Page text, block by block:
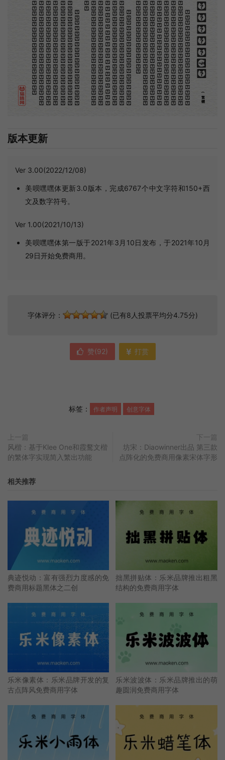
木刻創作法·序
地
不
問
東
西
，
凡
木
刻
的
圖
版
，
向
來
是
畫
管
畫，
刻
管
刻
，
印
管
印
的
。
中
國
用
得
最
早
，
而
照
例也
久
經
衰
退
；
清
光
緒
中
，
英
人
傅
蘭
雅
氏
編
印
《格
致
彙
編
》
，
插
圖
就
已
非
中
國
刻
工
所
能
刻
，
精細
的
必
需
由
英
國
運
了
圖
版
來
。
那
就
是
所
謂
「木
口
木
刻
」
，
也
即
「
複
製
木
刻
」
，
和
用
在
編
給印
度
人
讀
的
英
文
書
，
後
來
也
就
移
給
中
國
人
讀
的英
文
書
上
的
插
畫
，
是
同
類
的
。
那
時
我
還
是
一
個
兒
童
，
見
了
這
些
圖
，
便
震
驚於
它
的
精
工
活
潑
，
當
作
寶
貝
看
。
到
近
幾
年
，
才知
道
西
洋
還
有
一
種
由
畫
家
一
手
造
成
的
版
畫
，
也就
是
原
畫
，
倘
用
木
版
，
便
叫
作
「
創
作
木
刻」
，
是
藝
術
家
直
接
的
創
作
品
，
毫
不
假
手
於
刻
者和
印
者
的
。
現
在
我
們
所
要
紹
介
的
，
便
是
這
一
種
。
但
是
至
今
沒
有
一
本
講
說
木
刻
的
書
，
這
才
是
第一
本
。
雖
然
稍
簡
略
，
卻
已
經
給
了
讀
者
一
個
大
意。
由
此
發
展
下
去
，
路
是
廣
大
得
很
。
題
材
會
豐
富起
來
的
，
技
藝
也
會
精
煉
起
來
的
，
採
取
新
法
，
加以
中
國
舊
日
之
所
長
，
還
有
開
出
一
條
新
的
路
徑
來的
希
望
。
那
時
作
者
各
將
自
己
的
本
領
和
心
得
，
貢獻
出
來
，
中
國
的
木
刻
界
就
會
發
生
光
焰
。
(繁體)
版本更新
Ver 3.00(2022/12/08)
美呗嘿嘿体更新3.0版本，完成6767个中文字符和150+西
文及数字符号。
Ver 1.00(2021/10/13)
美呗嘿嘿体第一版于2021年3月10日发布，于2021年10月
29日开始免费商用。
字体评分： (已有8人投票平均分4.75分)
赞(92) 打赏
标签： 作者声明 创意字体
上一篇
风楷：基于Klee One和霞鹜文楷
的繁体字实现简入繁出功能
下一篇
坊宋：Diaowinner出品 第三款
点阵化的免费商用像素宋体字形
相关推荐
典迹悦动：富有强烈力度感的免
费商用标题黑体之二创
拙黑拼贴体：乐米品牌推出粗黑
结构的免费商用字体
乐米像素体：乐米品牌开发的复
古点阵风免费商用字体
乐米波波体：乐米品牌推出的萌
趣圆润免费商用字体